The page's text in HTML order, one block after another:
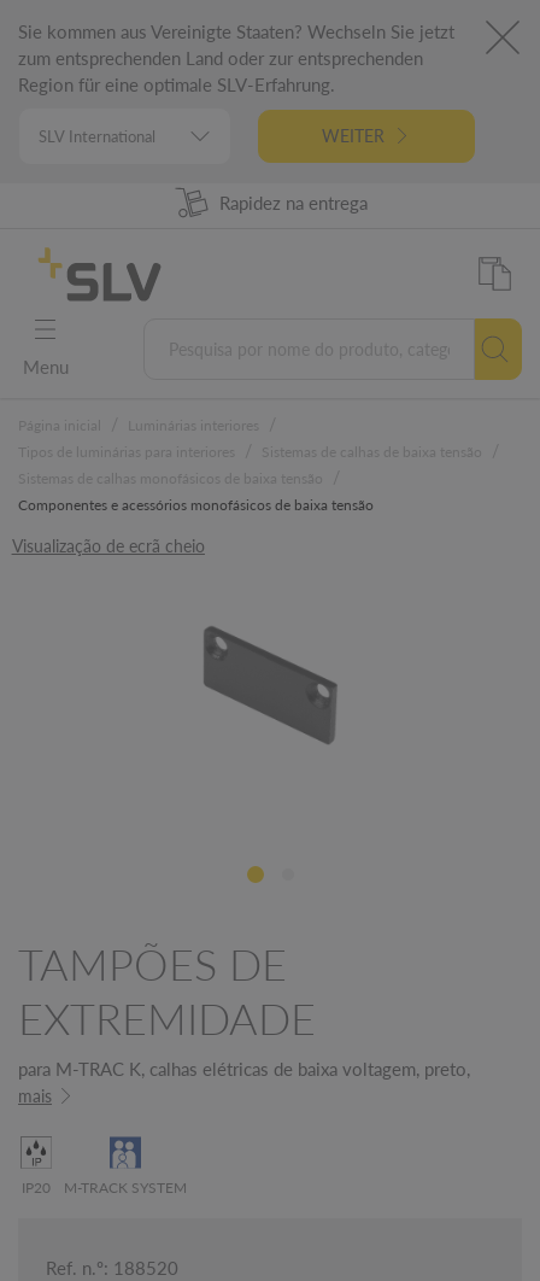
Sie kommen aus Vereinigte Staaten? Wechseln Sie jetzt
zum entsprechenden Land oder zur entsprechenden
Region für eine optimale SLV-Erfahrung.
WEITER
98% Disponibilidade dos produtos
Rapidez na entrega
5 anos garantia
Engenharia alemã
Menu
Componentes e acessórios monofásicos de baixa tensão
Visualização de ecrã cheio
TAMPÕES DE
EXTREMIDADE
para M-TRAC K, calhas elétricas de baixa voltagem, preto,
mais
IP20 M-TRACK SYSTEM
Ref. n.º: 188520